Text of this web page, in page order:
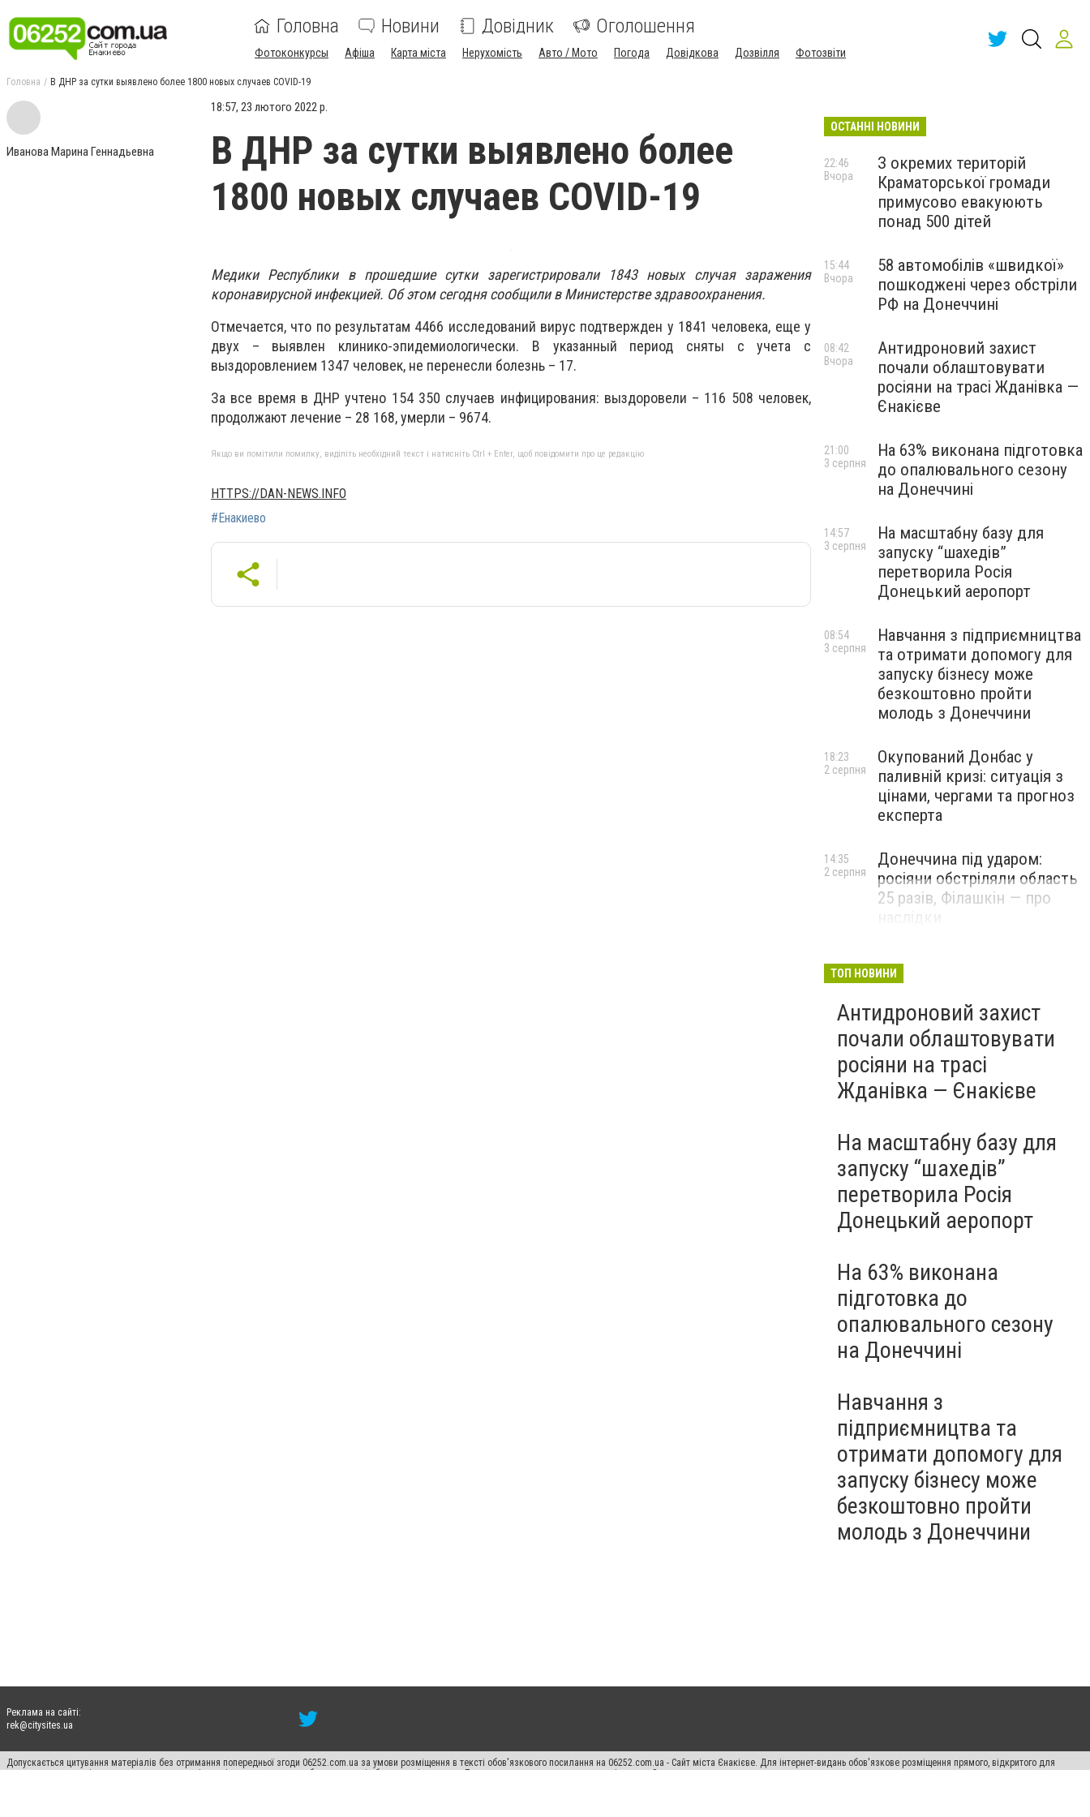
Головна Новини Довідник Оголошення
Фотоконкурсы Афіша Карта міста Нерухомість Авто / Мото Погода Довідкова Дозвілля Фотозвіти
Головна В ДНР за сутки выявлено более 1800 новых случаев COVID-19
Иванова Марина Геннадьевна
18:57, 23 лютого 2022 р.
В ДНР за сутки выявлено более
1800 новых случаев COVID-19
Медики Республики в прошедшие сутки зарегистрировали 1843 новых случая заражения
коронавирусной инфекцией. Об этом сегодня сообщили в Министерстве здравоохранения.
Отмечается, что по результатам 4466 исследований вирус подтвержден у 1841 человека, еще у
двух – выявлен клинико-эпидемиологически. В указанный период сняты с учета с
выздоровлением 1347 человек, не перенесли болезнь – 17.
За все время в ДНР учтено 154 350 случаев инфицирования: выздоровели – 116 508 человек,
продолжают лечение – 28 168, умерли – 9674.
Якщо ви помітили помилку, виділіть необхідний текст і натисніть Ctrl + Enter, щоб повідомити про це редакцію
HTTPS://DAN-NEWS.INFO
#Енакиево
ОСТАННІ НОВИНИ
З окремих територій
Краматорської громади
примусово евакуюють
понад 500 дітей
22:46
Вчора
58 автомобілів «швидкої»
пошкоджені через обстріли
РФ на Донеччині
15:44
Вчора
Антидроновий захист
почали облаштовувати
росіяни на трасі Жданівка —
Єнакієве
08:42
Вчора
На 63% виконана підготовка
до опалювального сезону
на Донеччині
21:00
3 серпня
На масштабну базу для
запуску “шахедів”
перетворила Росія
Донецький аеропорт
14:57
3 серпня
Навчання з підприємництва
та отримати допомогу для
запуску бізнесу може
безкоштовно пройти
молодь з Донеччини
08:54
3 серпня
Окупований Донбас у
паливній кризі: ситуація з
цінами, чергами та прогноз
експерта
18:23
2 серпня
Донеччина під ударом:
росіяни обстріляли область
25 разів, Філашкін — про
14:35
2 серпня
ТОП НОВИНИ
Антидроновий захист
почали облаштовувати
росіяни на трасі
Жданівка — Єнакієве
На масштабну базу для
запуску “шахедів”
перетворила Росія
Донецький аеропорт
На 63% виконана
підготовка до
опалювального сезону
на Донеччині
Навчання з
підприємництва та
отримати допомогу для
запуску бізнесу може
безкоштовно пройти
молодь з Донеччини
Реклама на сайті:
rek@citysites.ua
Допускається цитування матеріалів без отримання попередньої згоди 06252.com.ua за умови розміщення в тексті обов'язкового посилання на 06252.com.ua - Сайт міста Єнакієве. Для інтернет-видань обов'язкове розміщення прямого, відкритого для
пошукових систем гіперпосилання на цитовані статті не нижче другого абзацу в тексті або в якості джерела. Порушення виняткових прав переслідується Законом.